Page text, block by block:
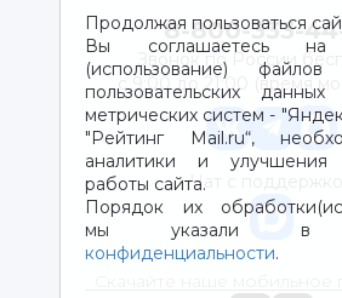
Продолжая пользоваться
Вы соглашаетесь на
(использование)
пользовательских
метрических систем -
"Рейтинг Mail.ru“,
аналитики и улучшения
работы сайта.
Порядок их
мы указали
конфиденциальности.
8-800-333-
Звонок по России
с 9:00 до 21:00 (время
Чат с поддержкой